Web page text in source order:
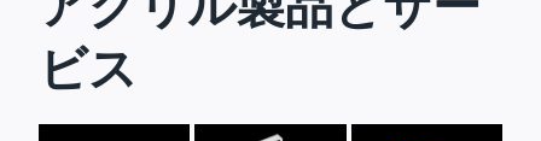
ビス